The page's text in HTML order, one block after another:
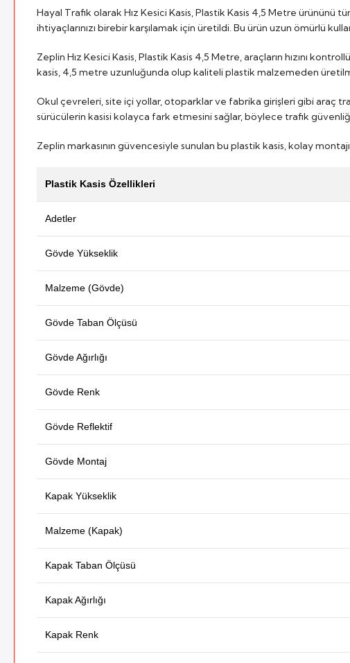
Hayal Trafik olarak Hız Kesici Kasis, Plastik Kasis 4,5 Metre ürününü
ihtiyaçlarınızı birebir karşılamak için üretildi. Bu ürün uzun ömürlü
Zeplin Hız Kesici Kasis, Plastik Kasis 4,5 Metre, araçların hızını
kasis, 4,5 metre uzunluğunda olup kaliteli plastik malzemeden
Okul çevreleri, site içi yollar, otoparklar ve fabrika girişleri gibi araç
sürücülerin kasisi kolayca fark etmesini sağlar, böylece trafik güvenliği
Zeplin markasının güvencesiyle sunulan bu plastik kasis, kolay
Plastik Kasis Özellikleri
Adetler
Gövde Yükseklik
Malzeme (Gövde)
Gövde Taban Ölçüsü
Gövde Ağırlığı
Gövde Renk
Gövde Reflektif
Gövde Montaj
Kapak Yükseklik
Malzeme (Kapak)
Kapak Taban Ölçüsü
Kapak Ağırlığı
Kapak Renk